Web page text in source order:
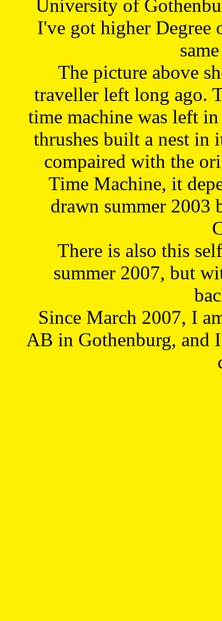
University of
I've got higher Degree
The picture above
traveller left long ago.
time machine was left
thrushes built a nest in
compaired with the
Time Machine, it
drawn summer 2003
There is also this
summer 2007, but
Since March 2007, I
AB in Gothenburg, and